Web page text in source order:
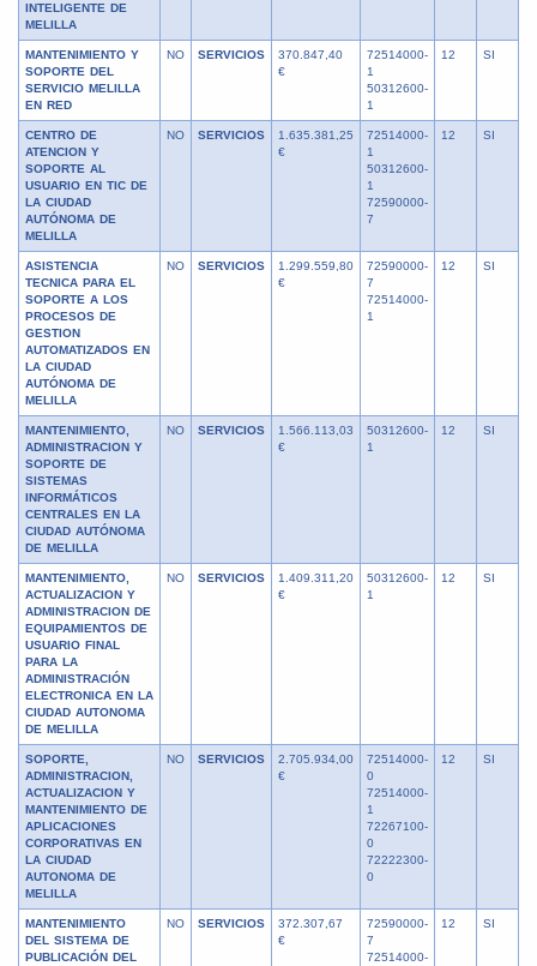
INTELIGENTE DE
MELILLA
MANTENIMIENTO Y
SOPORTE DEL
SERVICIO MELILLA
EN RED
NO SERVICIOS
370.847,40
€
72514000-
1
50312600-
1
12 SI
CENTRO DE
ATENCION Y
SOPORTE AL
USUARIO EN TIC DE
LA CIUDAD
AUTÓNOMA DE
MELILLA
NO SERVICIOS
1.635.381,25
€
72514000-
1
50312600-
1
72590000-
7
12 SI
ASISTENCIA
TECNICA PARA EL
SOPORTE A LOS
PROCESOS DE
GESTION
AUTOMATIZADOS EN
LA CIUDAD
AUTÓNOMA DE
MELILLA
NO SERVICIOS
1.299.559,80
€
72590000-
7
72514000-
1
12 SI
MANTENIMIENTO,
ADMINISTRACION Y
SOPORTE DE
SISTEMAS
INFORMÁTICOS
CENTRALES EN LA
CIUDAD AUTÓNOMA
DE MELILLA
NO SERVICIOS
1.566.113,03
€
50312600-
1
12 SI
MANTENIMIENTO,
ACTUALIZACION Y
ADMINISTRACION DE
EQUIPAMIENTOS DE
USUARIO FINAL
PARA LA
ADMINISTRACIÓN
ELECTRONICA EN LA
CIUDAD AUTONOMA
DE MELILLA
NO SERVICIOS
1.409.311,20
€
50312600-
1
12 SI
SOPORTE,
ADMINISTRACION,
ACTUALIZACION Y
MANTENIMIENTO DE
APLICACIONES
CORPORATIVAS EN
LA CIUDAD
AUTONOMA DE
MELILLA
NO SERVICIOS
2.705.934,00
€
72514000-
0
72514000-
1
72267100-
0
72222300-
0
12 SI
MANTENIMIENTO
DEL SISTEMA DE
PUBLICACIÓN DEL
NO SERVICIOS
372.307,67
€
72590000-
7
72514000-
12 SI